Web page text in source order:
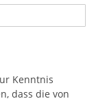
Kenntnis
dass die von